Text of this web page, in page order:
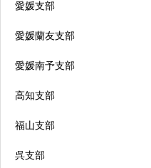
愛媛支部
愛媛蘭友支部
愛媛南予支部
高知支部
福山支部
呉支部